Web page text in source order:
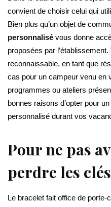
convient de choisir celui qui
Bien plus qu’un objet de
personnalisé vous donne
proposées par
reconnaissable, en tant que
cas pour un campeur venu en
programmes ou ateliers
bonnes raisons d’opter pour
personnalisé durant vos
Pour ne pas
perdre les
Le bracelet fait office de